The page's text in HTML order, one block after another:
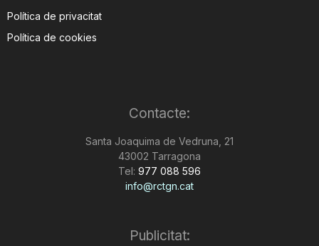
Política de privacitat
Política de cookies
Contacte:
Santa Joaquima de Vedruna, 21
43002 Tarragona
Tel: 977 088 596
info@rctgn.cat
Publicitat: